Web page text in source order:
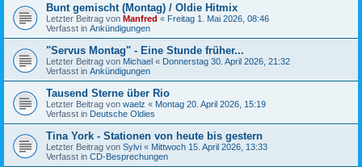
Bunt gemischt (Montag) / Oldie Hitmix
Letzter Beitrag von Manfred « Freitag 1. Mai 2026, 08:46
Verfasst in Ankündigungen
"Servus Montag" - Eine Stunde früher...
Letzter Beitrag von Michael « Donnerstag 30. April 2026, 21:32
Verfasst in Ankündigungen
Tausend Sterne über Rio
Letzter Beitrag von waelz « Montag 20. April 2026, 15:19
Verfasst in Deutsche Oldies
Tina York - Stationen von heute bis gestern
Letzter Beitrag von Sylvi « Mittwoch 15. April 2026, 13:33
Verfasst in CD-Besprechungen